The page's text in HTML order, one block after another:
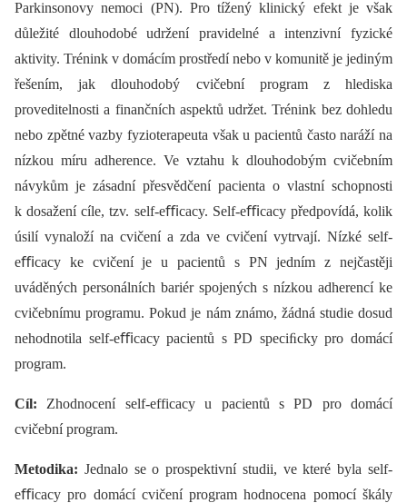
Parkinsonovy nemoci (PN). Pro tížený klinický efekt je však
důležité dlouhodobé udržení pravidelné a intenzivní fyzické
aktivity. Trénink v domácím prostředí nebo v komunitě je jediným
řešením, jak dlouhodobý cvičební program z hlediska
proveditelnosti a finančních aspektů udržet. Trénink bez dohledu
nebo zpětné vazby fyzioterapeuta však u pacientů často naráží na
nízkou míru adherence. Ve vztahu k dlouhodobým cvičebním
návykům je zásadní přesvědčení pacienta o vlastní schopnosti
k dosažení cíle, tzv. self-eﬃcacy. Self-eﬃcacy předpovídá, kolik
úsilí vynaloží na cvičení a zda ve cvičení vytrvají. Nízké self-
eﬃcacy ke cvičení je u pacientů s PN jedním z nejčastěji
uváděných personálních bariér spojených s nízkou adherencí ke
cvičebnímu programu. Pokud je nám známo, žádná studie dosud
nehodnotila self-eﬃcacy pacientů s PD speciﬁcky pro domácí
program.
Cíl: Zhodnocení self-efficacy u pacientů s PD pro domácí
cvičební program.
Metodika: Jednalo se o prospektivní studii, ve které byla self-
eﬃcacy pro domácí cvičení program hodnocena pomocí škály